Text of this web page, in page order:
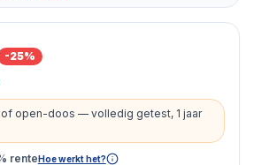
-25%
of open-doos — volledig getest, 1 jaar
renteHoe werkt het?